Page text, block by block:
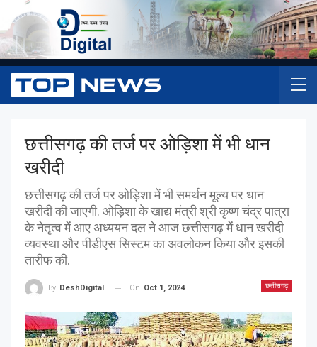
छत्तीसगढ़ की तर्ज पर ओड़िशा में भी धान
खरीदी
छत्तीसगढ़ की तर्ज पर ओड़िशा में भी समर्थन मूल्य पर धान
खरीदी की जाएगी. ओड़िशा के खाद्य मंत्री श्री कृष्ण चंद्र पात्रा
के नेतृत्व में आए अध्ययन दल ने आज छत्तीसगढ़ में धान खरीदी
व्यवस्था और पीडीएस सिस्टम का अवलोकन किया और इसकी
तारीफ की.
छत्तीसगढ़
By DeshDigital On Oct 1, 2024